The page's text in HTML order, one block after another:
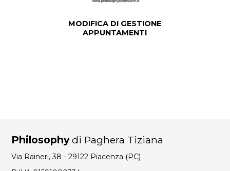
MODIFICA DI GESTIONE
APPUNTAMENTI
Philosophydi Paghera Tiziana
Via Raineri, 38 - 29122 Piacenza (PC)